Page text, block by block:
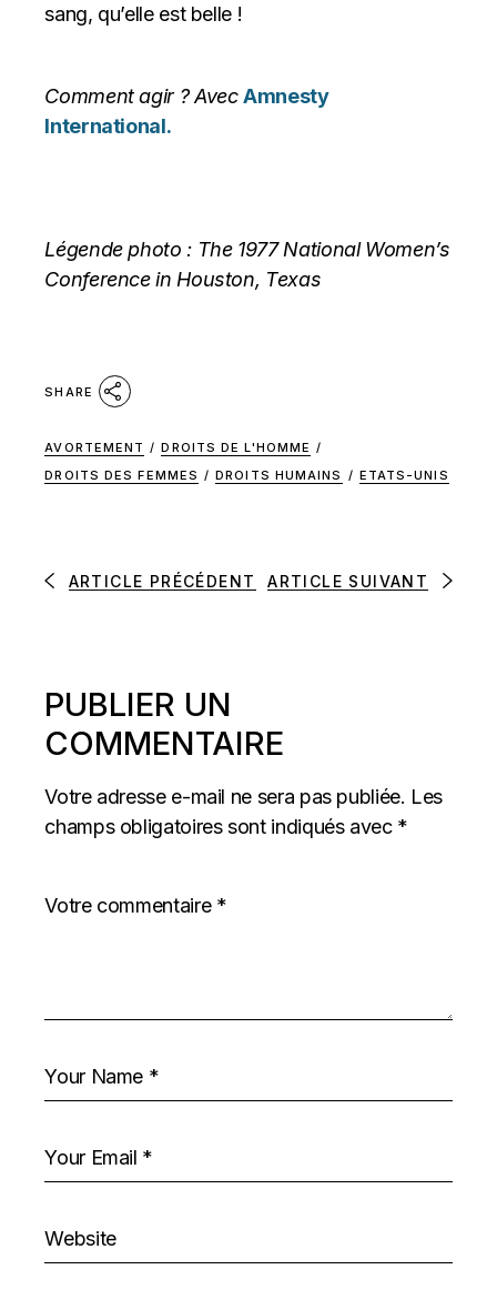
sang, qu’elle est belle !
Comment agir ? AvecAmnesty
International.
Légende photo : The 1977 National Women’s
Conference in Houston, Texas
SHARE
AVORTEMENT / DROITS DE L'HOMME /
DROITS DES FEMMES / DROITS HUMAINS / ETATS-UNIS
ARTICLE PRÉCÉDENT ARTICLE SUIVANT
PUBLIER UN
COMMENTAIRE
Votre adresse e-mail ne sera pas publiée. Les
champs obligatoires sont indiqués avec *